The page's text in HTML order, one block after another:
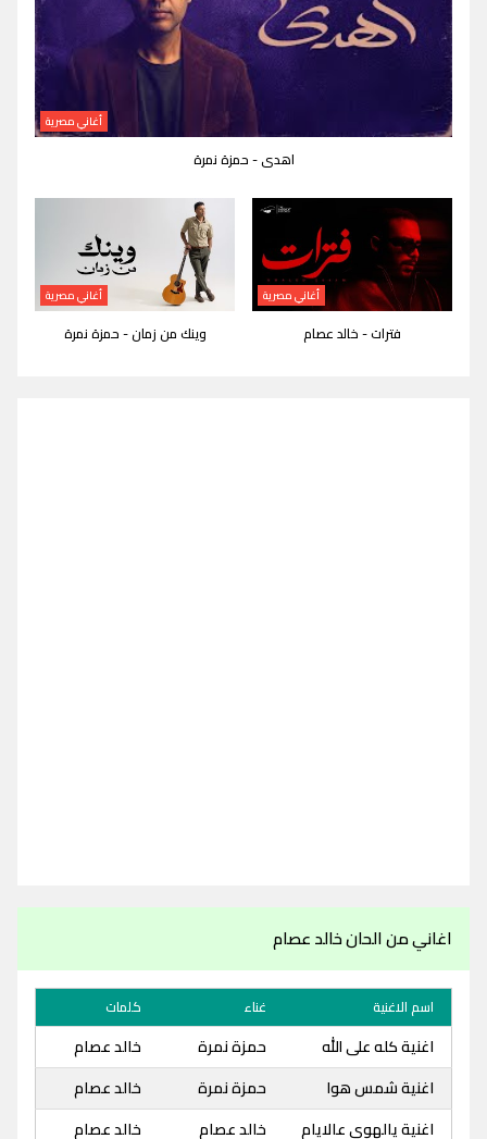
أغاني مصرية
اهدى - حمزة نمرة
أغاني مصرية
فترات - خالد عصام
أغاني مصرية
وينك من زمان - حمزة نمرة
اغاني من الحان خالد عصام
اسم الاغنية غناء كلمات
اغنية كله على الله حمزة نمرة
خالد عصام
اغنية شمس هوا
حمزة نمرة
خالد عصام
اغنية يالهوى عالايام
خالد عصام خالد عصام